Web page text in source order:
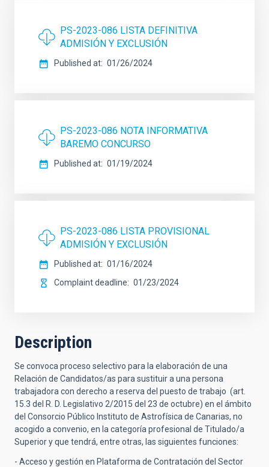
PS-2023-086 LISTA DEFINITIVA
ADMISIÓN Y EXCLUSIÓN
Published at 01/26/2024
PS-2023-086 NOTA INFORMATIVA
BAREMO CONCURSO
Published at 01/19/2024
PS-2023-086 LISTA PROVISIONAL
ADMISIÓN Y EXCLUSIÓN
Published at
01/16/2024
Complaint deadline
01/23/2024
Description
Se convoca proceso selectivo para la elaboración de una
Relación de Candidatos/as para sustituir a una persona
trabajadora con derecho a reserva del puesto de trabajo (art.
15.3 del R. D. Legislativo 2/2015 del 23 de octubre) en el ámbito
del Consorcio Público Instituto de Astrofísica de Canarias, no
acogido a convenio, en la categoría profesional de Titulado/a
Superior y que tendrá, entre otras, las siguientes funciones:
- Acceso y gestión en Plataforma de Contratación del Sector